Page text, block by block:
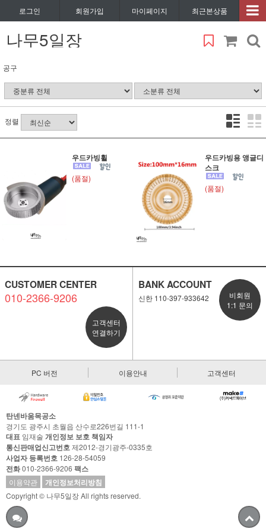
로그인 회원가입 마이페이지 최근본상품
나무5일장
공구
정렬
우드카빙휠
(품절)
우드카빙용 앵글디
스크
(품절)
CUSTOMER CENTER
010-2366-9206
고객센터
연결하기
BANK ACCOUNT
신한 110-397-933642
비회원
1:1 문의
PC 버전 이용안내 고객센터
탄넨바움목공소
경기도 광주시 초월읍 산수로226번길 111-1
대표 임재술 개인정보 보호 책임자
통신판매업신고번호제2012-경기광주-0335호
사업자 등록번호 126-28-54059
전화010-2366-9206 팩스
이용약관 개인정보처리방침
Copyright © 나무5일장 All rights reserved.